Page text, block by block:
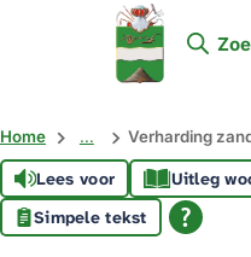
Mijn
Soest
Home ... Verharding
Lees voor
Uitleg
Simpele tekst